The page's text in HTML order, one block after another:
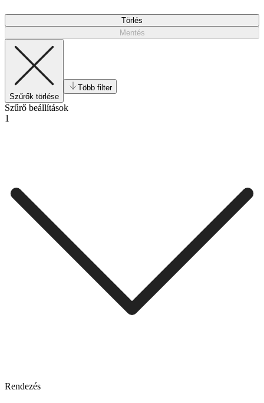
Törlés
Mentés
Szűrők törlése
Több filter
Szűrő beállítások
1
Rendezés